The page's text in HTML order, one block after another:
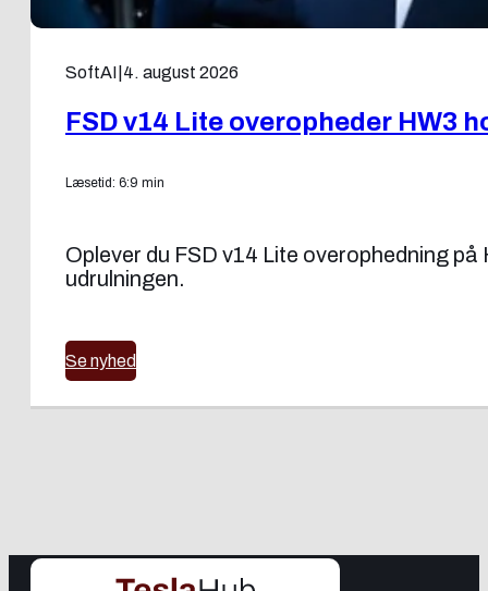
SoftAI 4. august 2026
FSD v14 Lite overopheder HW3
Læsetid: 6:9 min
Oplever du FSD v14 Lite overophedning
udrulningen.
Se nyhed